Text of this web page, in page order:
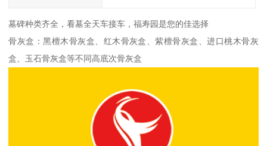
墓碑种类齐全，看墓全天车接车，福寿园是您的佳选择
骨灰盒：黑檀木骨灰盒、红木骨灰盒、紫檀骨灰盒、进口桃木骨灰
盒、玉石骨灰盒等不同高底次骨灰盒